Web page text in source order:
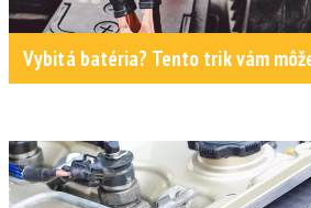
Vybitá batéria? Tento trik vám